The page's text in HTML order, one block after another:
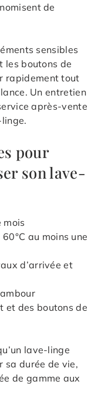
de
sensibles
les boutons de
rapidement tout
Un entretien
après-vente
pour
son lave-
mois
au moins une
d’arrivée et
et des boutons de
lave-linge
sa durée de vie,
de gamme aux